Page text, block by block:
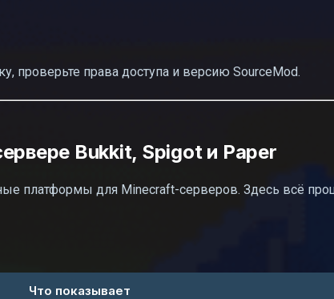
проверьте права доступа и версию SourceMod.
Bukkit, Spigot и Paper
платформы для Minecraft-серверов. Здесь всё
Что показывает